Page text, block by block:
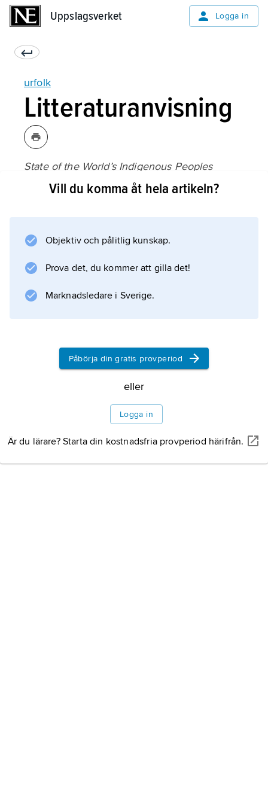
Uppslagsverket Logga in
urfolk
Litteraturanvisning
State of the World’s Indigenous Peoples
, utgiven av FN (2009);
Information om artikeln
Vill du komma åt hela artikeln?
Objektiv och pålitlig kunskap.
Prova det, du kommer att gilla det!
Marknadsledare i Sverige.
Påbörja din gratis provperiod
eller
Logga in
Är du lärare? Starta din kostnadsfria provperiod härifrån.